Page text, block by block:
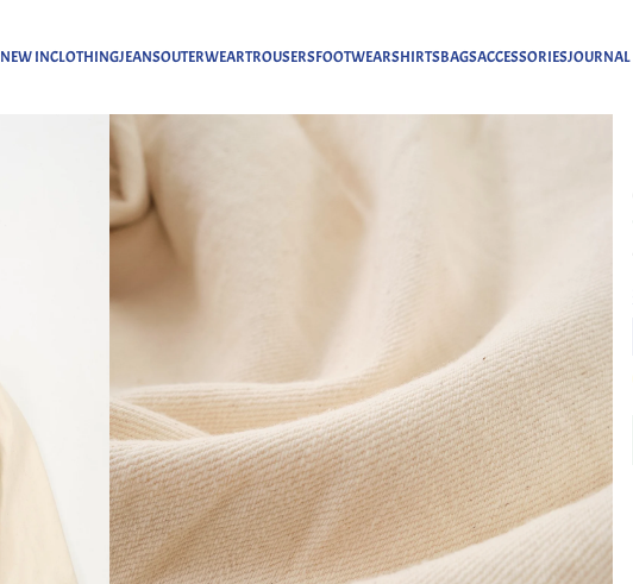
NEW INCLOTHINGJEANSOUTERWEARTROUSERSFOOTWEARSHIRTSBAGSACCESSORIESJOURNAL